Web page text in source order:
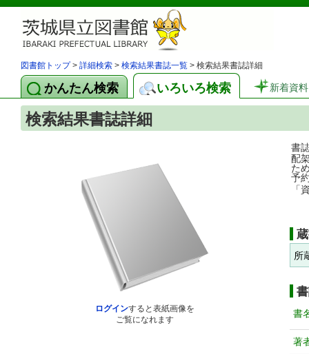
図書館トップ> 詳細検索 > 検索結果書誌一覧 > 検索結果書誌詳細
かんたん検索 いろいろ検索 新着資料
検索結果書誌詳細
ログインすると表紙画像を
ご覧になれます
書
配
た
予
「
所
書
著